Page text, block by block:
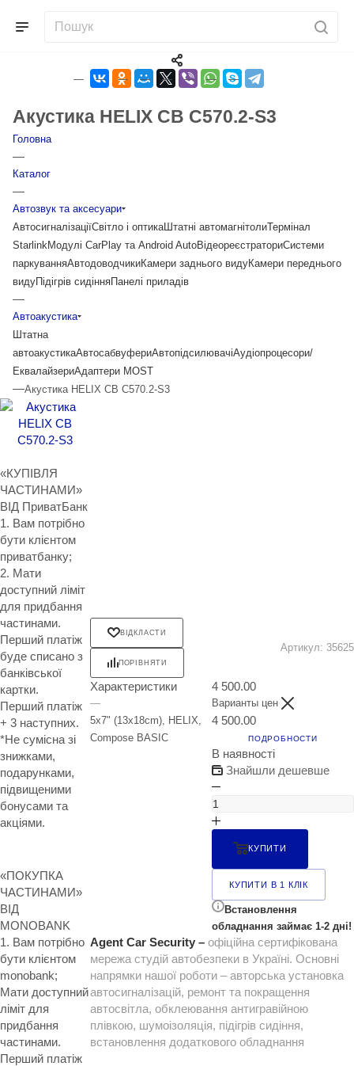
Акустика HELIX CB C570.2-S3
Головна
—
Каталог
—
Автозвук та аксесуари
АвтосигналізаціїСвітло і оптикаШтатні автомагнітолиТермінал
StarlinkМодулі CarPlay та Android AutoВідеореєстраториСистеми
паркуванняАвтодоводчикиКамери заднього видуКамери переднього
видуПідігрів сидінняПанелі приладів
—
Автоакустика
Штатна
автоакустикаАвтосабвуфериАвтопідсилювачіАудіопроцесори/
ЕквалайзериАдаптери MOST
—Акустика HELIX CB C570.2-S3
«КУПІВЛЯ
ЧАСТИНАМИ»
ВІД ПриватБанк
1. Вам потрібно
бути клієнтом
приватбанку;
2. Мати
доступний ліміт
для придбання
частинами.
Перший платіж
буде списано з
банківської
картки.
Перший платіж
+ 3 наступних.
*Не сумісна зі
знижками,
подарунками,
підвищеними
бонусами та
акціями.
«ПОКУПКА
ЧАСТИНАМИ»
ВІД
MONOBANK
1. Вам потрібно
бути клієнтом
monobank;
Мати доступний
ліміт для
придбання
частинами.
Перший платіж
ВІДКЛАСТИ
ПОРІВНЯТИ
Артикул: 35625
Характеристики
—
5x7" (13x18cm), HELIX,
Compose BASIC
4 500.00
Варианты цен
4 500.00
ПОДРОБНОСТИ
В наявності
Знайшли дешевше
КУПИТИ
КУПИТИ В 1 КЛІК
Встановлення
обладнання займає 1-2 дні!
Agent Car Security – офіційна сертифікована
мережа студій автобезпеки в Україні. Основні
напрямки нашої роботи – авторська установка
автосигналізацій, ремонт та покращення
автосвітла, обклеювання антигравійною
плівкою, шумоізоляція, підігрів сидіння,
встановлення додаткового обладнання